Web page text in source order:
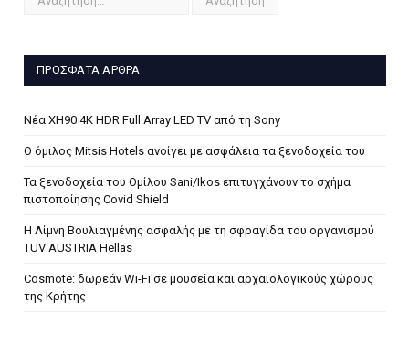
ΠΡΌΣΦΑΤΑ ΆΡΘΡΑ
Νέα XH90 4K HDR Full Array LED TV από τη Sony
Ο όμιλος Mitsis Hotels ανοίγει με ασφάλεια τα ξενοδοχεία του
Τα ξενοδοχεία του Ομίλου Sani/Ikos επιτυγχάνουν το σχήμα
πιστοποίησης Covid Shield
H Λίμνη Βουλιαγμένης ασφαλής με τη σφραγίδα του οργανισμού
TUV AUSTRIA Hellas
Cosmote: δωρεάν Wi-Fi σε μουσεία και αρχαιολογικούς χώρους
της Κρήτης